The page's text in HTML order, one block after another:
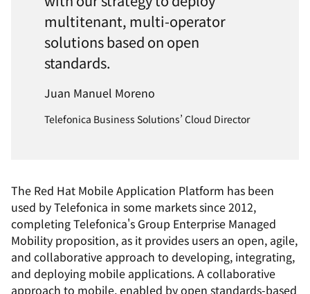
multitenant, multi-operator
solutions based on open
standards.
Juan Manuel Moreno
Telefonica Business Solutions’ Cloud Director
The Red Hat Mobile Application Platform has been
used by Telefonica in some markets since 2012,
completing Telefonica's Group Enterprise Managed
Mobility proposition, as it provides users an open, agile,
and collaborative approach to developing, integrating,
and deploying mobile applications. A collaborative
approach to mobile, enabled by open standards-based